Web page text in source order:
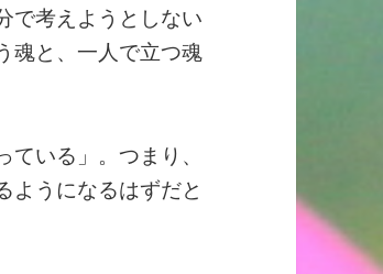
で考えようとしない
魂と、一人で立つ魂
いる」。つまり、
ようになるはずだと